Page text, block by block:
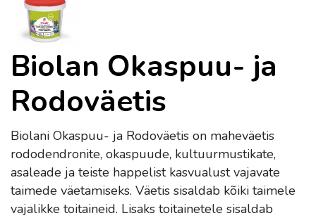
Biolan Okaspuu- ja
Rodoväetis
Biolani Okaspuu- ja Rodoväetis on maheväetis
rododendronite, okaspuude, kultuurmustikate,
asaleade ja teiste happelist kasvualust vajavate
taimede väetamiseks. Väetis sisaldab kõiki taimele
vajalikke toitaineid. Lisaks toitainetele sisaldab